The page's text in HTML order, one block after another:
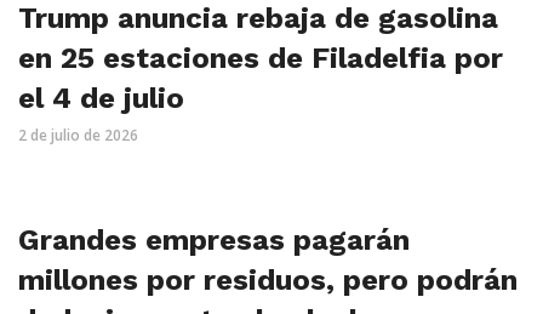
Trump anuncia rebaja de gasolina
en 25 estaciones de Filadelfia por
el 4 de julio
2 de julio de 2026
Grandes empresas pagarán
millones por residuos, pero podrán